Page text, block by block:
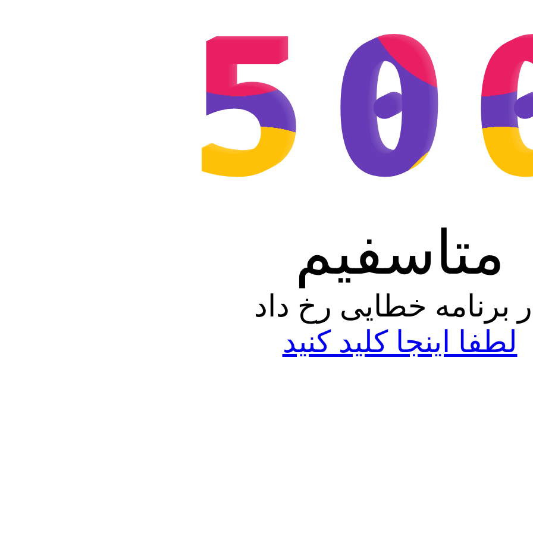
متاسفیم
برنامه خطایی رخ داد
لطفا اینجا کلید کنید